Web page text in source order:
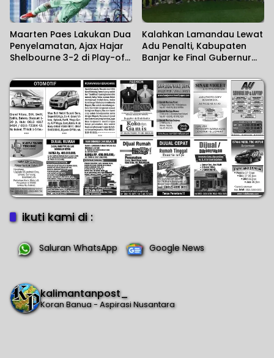
Maarten Paes Lakukan Dua
Penyelamatan, Ajax Hajar
Shelbourne 3-2 di Play-off
Kalahkan Lamandau Lewat
Adu Penalti, Kabupaten
Banjar ke Final Gubernur
XXII/KB 2026
ikuti kami di :
Saluran WhatsApp Google News
kalimantanpost_
Koran Banua - Aspirasi Nusantara